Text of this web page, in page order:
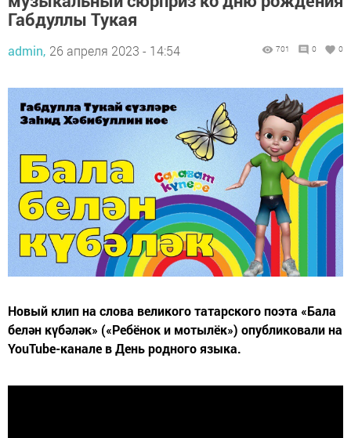
Габдуллы Тукая
admin, 26 апреля 2023 - 14:54 701 0 0
Новый клип на слова великого татарского поэта «Бала
белән күбәләк» («Ребёнок и мотылёк») опубликовали на
YouTube-канале в День родного языка.